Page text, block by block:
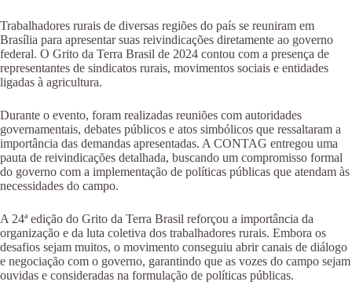
Trabalhadores rurais de diversas regiões do país se reuniram em
Brasília para apresentar suas reivindicações diretamente ao governo
federal. O Grito da Terra Brasil de 2024 contou com a presença de
representantes de sindicatos rurais, movimentos sociais e entidades
ligadas à agricultura.
Durante o evento, foram realizadas reuniões com autoridades
governamentais, debates públicos e atos simbólicos que ressaltaram a
importância das demandas apresentadas. A CONTAG entregou uma
pauta de reivindicações detalhada, buscando um compromisso formal
do governo com a implementação de políticas públicas que atendam às
necessidades do campo.
A 24ª edição do Grito da Terra Brasil reforçou a importância da
organização e da luta coletiva dos trabalhadores rurais. Embora os
desafios sejam muitos, o movimento conseguiu abrir canais de diálogo
e negociação com o governo, garantindo que as vozes do campo sejam
ouvidas e consideradas na formulação de políticas públicas.